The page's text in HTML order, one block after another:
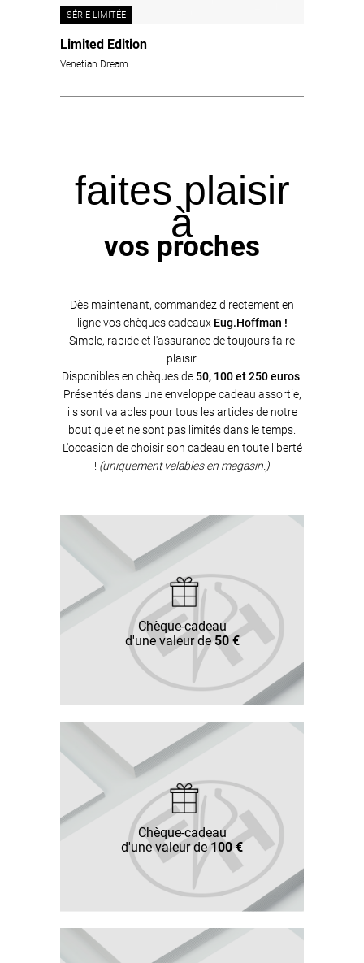
SÉRIE LIMITÉE
Limited Edition
Venetian Dream
faites plaisir
à
vos proches
Dès maintenant, commandez directement en
ligne vos chèques cadeaux Eug.Hoffman !
Simple, rapide et l'assurance de toujours faire
plaisir.
Disponibles en chèques de 50, 100 et 250 euros
Présentés dans une enveloppe cadeau assortie,
ils sont valables pour tous les articles de notre
boutique et ne sont pas limités dans le temps.
L'occasion de choisir son cadeau en toute liberté
! (uniquement valables en magasin.)
Chèque-cadeau
d'une valeur de50 €
Chèque-cadeau
d'une valeur de100 €